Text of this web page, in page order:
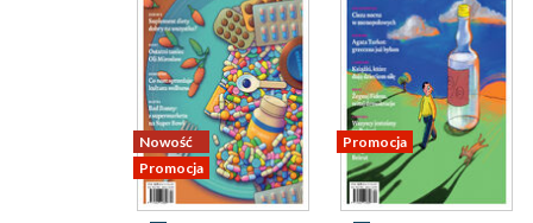
Nowość
Promocja
Promocja